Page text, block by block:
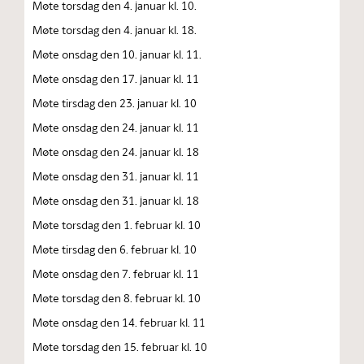
Møte torsdag den 4. januar kl. 10.
Møte torsdag den 4. januar kl. 18.
Møte onsdag den 10. januar kl. 11.
Møte onsdag den 17. januar kl. 11
Møte tirsdag den 23. januar kl. 10
Møte onsdag den 24. januar kl. 11
Møte onsdag den 24. januar kl. 18
Møte onsdag den 31. januar kl. 11
Møte onsdag den 31. januar kl. 18
Møte torsdag den 1. februar kl. 10
Møte tirsdag den 6. februar kl. 10
Møte onsdag den 7. februar kl. 11
Møte torsdag den 8. februar kl. 10
Møte onsdag den 14. februar kl. 11
Møte torsdag den 15. februar kl. 10